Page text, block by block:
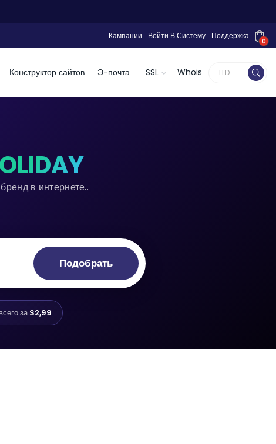
Кампании Войти В Систему Поддержка
0
Конструктор сайтов Э-почта SSL Whois
в интернете..
Подобрать
всего за$2,99